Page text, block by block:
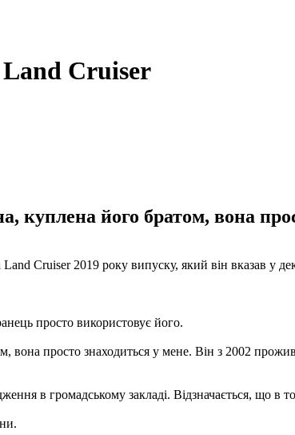
Land Cruiser
його братом, вона
Cruiser 2019 року випуску, який він вказав у
просто використовує його.
просто знаходиться у мене. Він з 2002
в громадському закладі. Відзначається, що